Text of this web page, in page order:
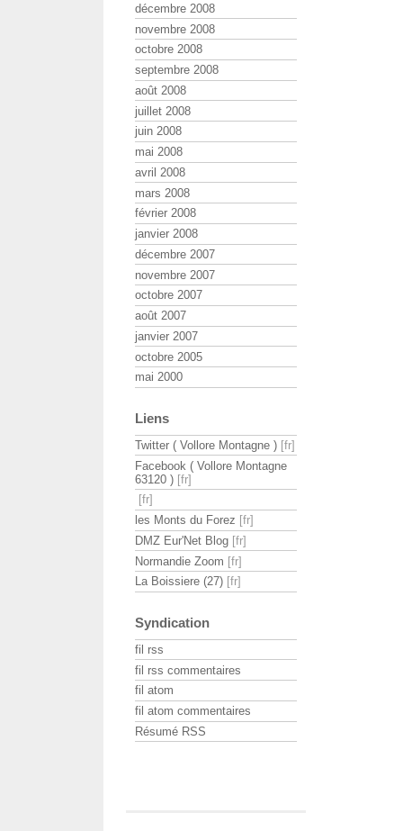
décembre 2008
novembre 2008
octobre 2008
septembre 2008
août 2008
juillet 2008
juin 2008
mai 2008
avril 2008
mars 2008
février 2008
janvier 2008
décembre 2007
novembre 2007
octobre 2007
août 2007
janvier 2007
octobre 2005
mai 2000
Liens
Twitter ( Vollore Montagne )
Facebook ( Vollore Montagne
63120 )
les Monts du Forez
DMZ Eur'Net Blog
Normandie Zoom
La Boissiere (27)
Syndication
fil rss
fil rss commentaires
fil atom
fil atom commentaires
Résumé RSS